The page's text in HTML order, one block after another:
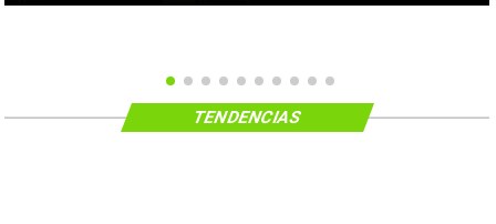
TENDENCIAS